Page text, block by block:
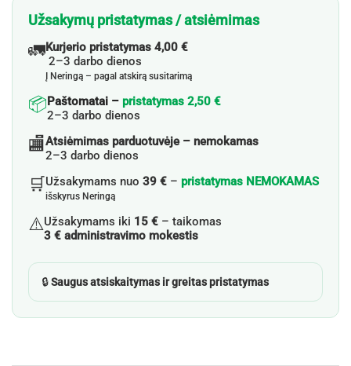
Užsakymų pristatymas / atsiėmimas
🚛Kurjerio pristatymas 4,00 €
2–3 darbo dienos
Į Neringą – pagal atskirą susitarimą
📦Paštomatai – pristatymas 2,50 €
2–3 darbo dienos
🏬Atsiėmimas parduotuvėje – nemokamas
2–3 darbo dienos
🛒Užsakymams nuo 39 € – pristatymas NEMOKAMAS
išskyrus Neringą
⚠️Užsakymams iki 15 € – taikomas
3 € administravimo mokestis
🔒Saugus atsiskaitymas ir greitas pristatymas